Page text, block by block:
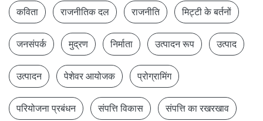
कविता राजनीतिक दल राजनीति मिट्टी के बर्तनों
जनसंपर्क मुद्रण निर्माता उत्पादन रूप उत्पाद
उत्पादन पेशेवर आयोजक प्रोग्रामिंग
परियोजना प्रबंधन संपत्ति विकास संपत्ति का रखरखाव